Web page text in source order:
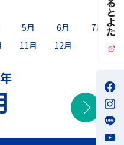
5月 6月
7月
11月 12月
次の